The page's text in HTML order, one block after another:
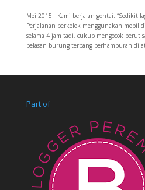
Mei 2015. Kami berjalan gontai. “Sedikit
Perjalanan berkelok menggunakan mobil
selama 4 jam tadi, cukup mengocok perut
belasan burung terbang berhamburan di
Part of